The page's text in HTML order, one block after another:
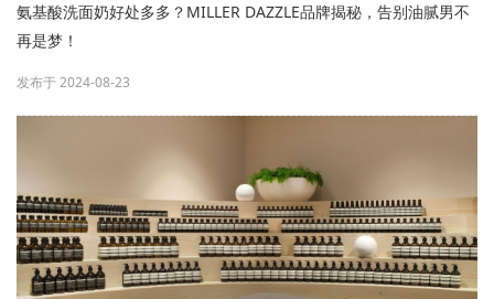
氨基酸洗面奶好处多多？MILLER DAZZLE品牌揭秘，告别油腻男不
再是梦！
发布于 2024-08-23